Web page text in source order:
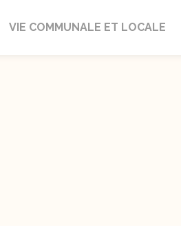
Lautrait
VIE COMMUNALE ET LOCALE